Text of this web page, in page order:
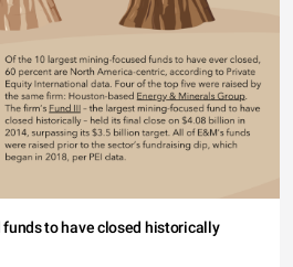
to have closed historically